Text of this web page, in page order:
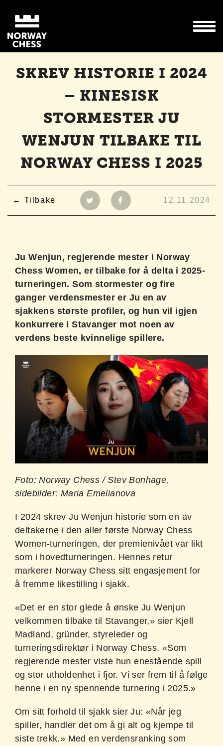
SKREV HISTORIE I 2024
– KINESISK
STORMESTER JU
WENJUN TILBAKE TIL
NORWAY CHESS I 2025
Tilbake 12.11.2024
Ju Wenjun, regjerende mester i Norway
Chess Women, er tilbake for å delta i 2025-
turneringen. Som stormester og fire
ganger verdensmester er Ju en av
sjakkens største profiler, og hun vil igjen
konkurrere i Stavanger mot noen av
verdens beste kvinnelige spillere.
Foto: Norway Chess / Stev Bonhage,
sidebilder: Maria Emelianova
I 2024 skrev Ju Wenjun historie som en av
deltakerne i den aller første Norway Chess
Women-turneringen, der premienivået var likt
som i hovedturneringen. Hennes retur
markerer Norway Chess sitt engasjement for
å fremme likestilling i sjakk.
«Det er en stor glede å ønske Ju Wenjun
velkommen tilbake til Stavanger,» sier Kjell
Madland, gründer, styreleder og
turneringsdirektør i Norway Chess. «Som
regjerende mester viste hun enestående spill
og stor utholdenhet i fjor. Vi ser frem til å følge
henne i en ny spennende turnering i 2025.»
Om sitt forhold til sjakk sier Ju: «Når jeg
spiller, handler det om å gi alt og kjempe til
siste trekk.» Med en verdensranking som